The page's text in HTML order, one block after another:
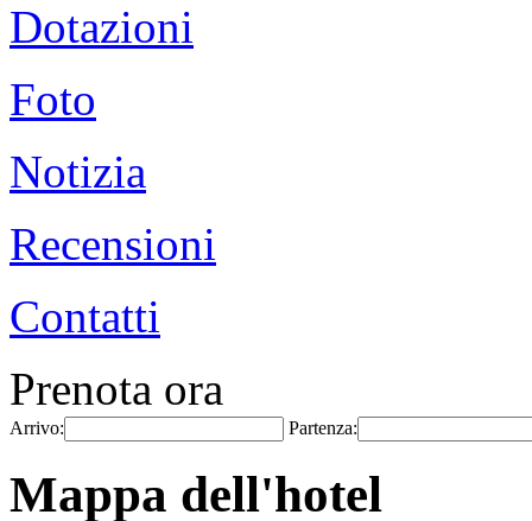
Dotazioni
Foto
Notizia
Recensioni
Contatti
Prenota ora
Arrivo: Partenza:
Mappa dell'hotel